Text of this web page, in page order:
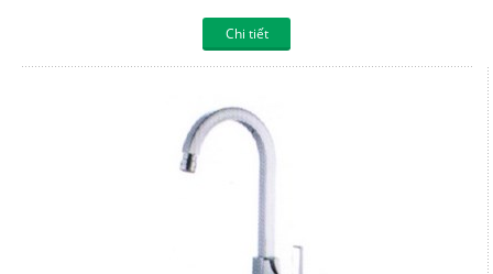
Chi tiết